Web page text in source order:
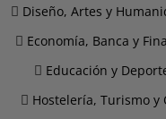
Diseño, Artes y
Economía, Banca y
Educación y
Hostelería, Turismo y